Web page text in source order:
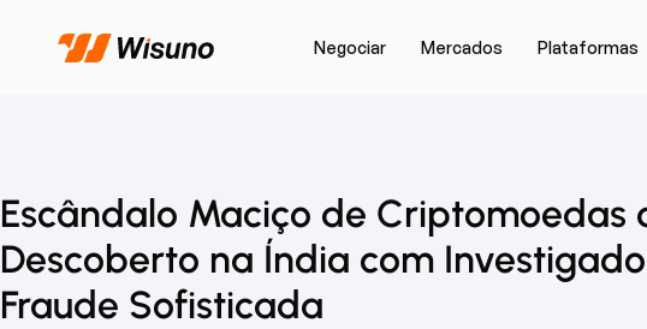
Negociar Mercados Plataformas
Escândalo Maciço de Criptomoedas
Descoberto na Índia com
Fraude Sofisticada